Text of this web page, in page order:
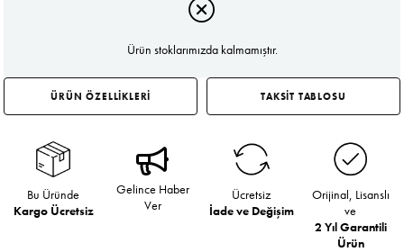
Ürün stoklarımızda kalmamıştır.
ÜRÜN ÖZELLİKLERİ TAKSİT TABLOSU
Bu Üründe
Kargo Ücretsiz
Gelince Haber
Ver
Ücretsiz
İade ve Değişim
Orijinal, Lisanslı
ve
2 Yıl Garantili
Ürün